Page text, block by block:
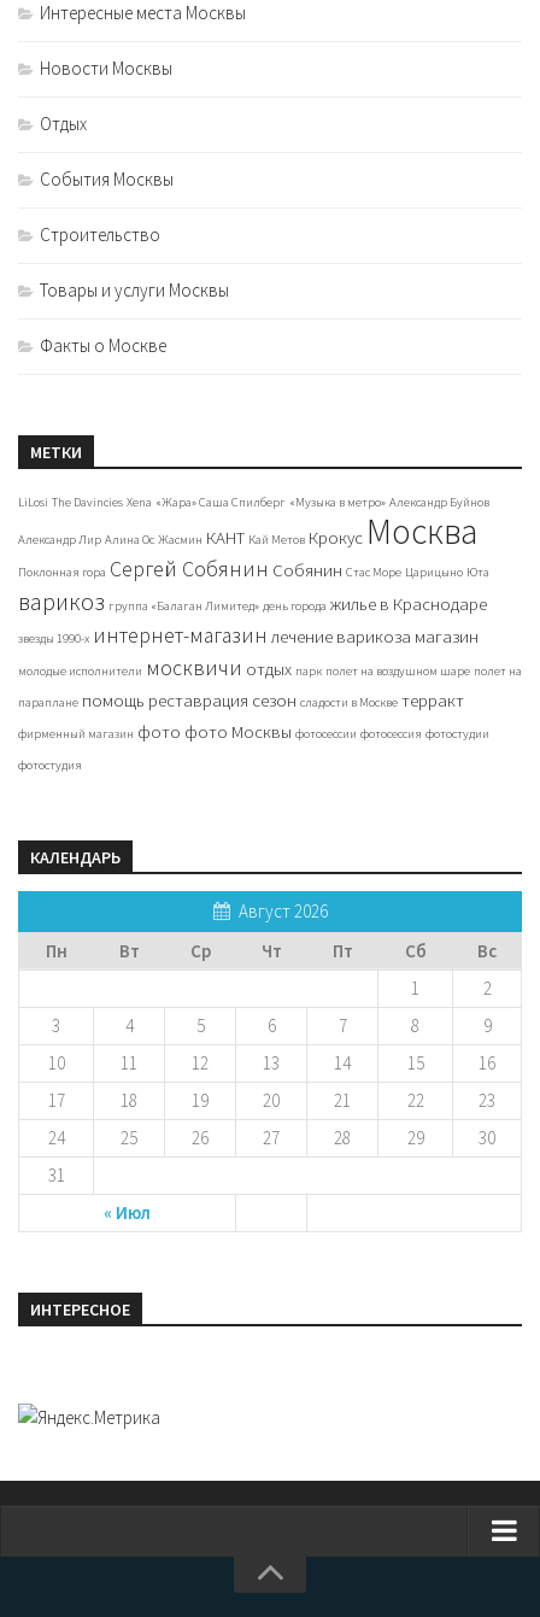
Интересные места Москвы
Новости Москвы
Отдых
События Москвы
Строительство
Товары и услуги Москвы
Факты о Москве
МЕТКИ
LiLosi The Davincies Xena «Жара» Саша Спилберг «Музыка в метро» Александр Буйнов
Александр Лир Алина Ос Жасмин КАНТ Кай Метов Крокус Москва
Поклонная гора Сергей Собянин Собянин Стас Море Царицыно Юта
варикоз группа «Балаган Лимитед» день города жилье в Краснодаре
звезды 1990-х интернет-магазин лечение варикоза магазин
молодые исполнители москвичи отдых парк полет на воздушном шаре полет на
параплане помощь реставрация сезон сладости в Москве терракт
фирменный магазин фото фото Москвы фотосессии фотосессия фотостудии
фотостудия
КАЛЕНДАРЬ
Август 2026
Пн
Вт Ср Чт Пт Сб Вс
« Июл
1
2
3
4 5 6 7 8
9
10
11 12 13 14 15
16
17
18 19 20 21 22
23
24
25 26 27 28 29
30
31
ИНТЕРЕСНОЕ